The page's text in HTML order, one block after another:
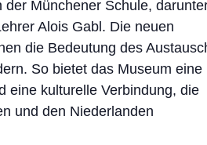
der Münchener Schule,
Alois Gabl. Die neuen
die Bedeutung des
So bietet das Museum eine
eine kulturelle Verbindung, die
und den Niederlanden